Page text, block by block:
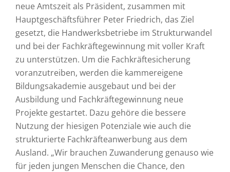
neue Amtszeit als Präsident, zusammen mit
Hauptgeschäftsführer Peter Friedrich, das Ziel
gesetzt, die Handwerksbetriebe im Strukturwandel
und bei der Fachkräftegewinnung mit voller Kraft
zu unterstützen. Um die Fachkräftesicherung
voranzutreiben, werden die kammereigene
Bildungsakademie ausgebaut und bei der
Ausbildung und Fachkräftegewinnung neue
Projekte gestartet. Dazu gehöre die bessere
Nutzung der hiesigen Potenziale wie auch die
strukturierte Fachkräfteanwerbung aus dem
Ausland. „Wir brauchen Zuwanderung genauso wie
für jeden jungen Menschen die Chance, den